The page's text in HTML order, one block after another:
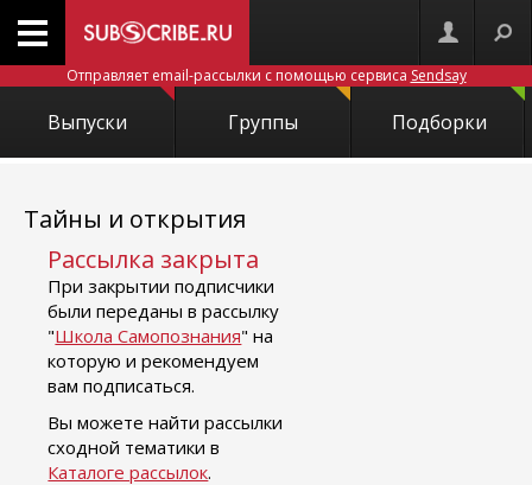
Отправляет email-рассылки с помощью сервиса Sendsay
Выпуски Группы Подборки
Тайны и открытия
Рассылка закрыта
При закрытии подписчики
были переданы в рассылку
"Школа Самопознания" на
которую и рекомендуем
вам подписаться.
Вы можете найти рассылки
сходной тематики в
Каталоге рассылок.